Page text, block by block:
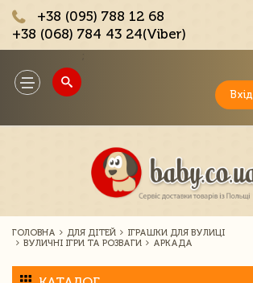
+38 (095) 788 12 68
+38 (068) 784 43 24(Viber)
Toggle
navigation
Вхід
ГОЛОВНА ДЛЯ ДІТЕЙ
ІГРАШКИ ДЛЯ ВУЛИЦІ
ВУЛИЧНІ ІГРИ ТА РОЗВАГИ
АРКАДА